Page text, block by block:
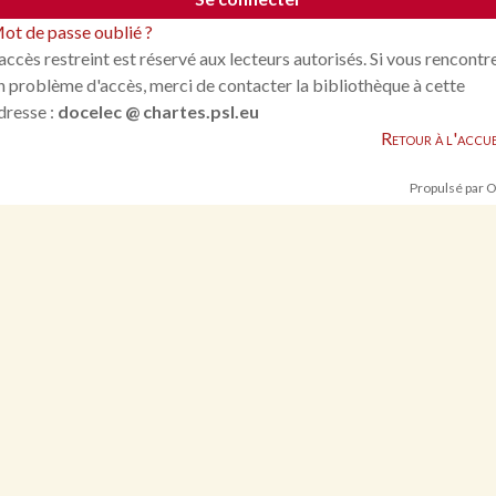
de passe oublié ?
restreint est réservé aux lecteurs autorisés. Si vous
problème d'accès, merci de contacter la bibliothèque à cette
: docelec @ chartes.psl.eu
Retour à
Propulsé par